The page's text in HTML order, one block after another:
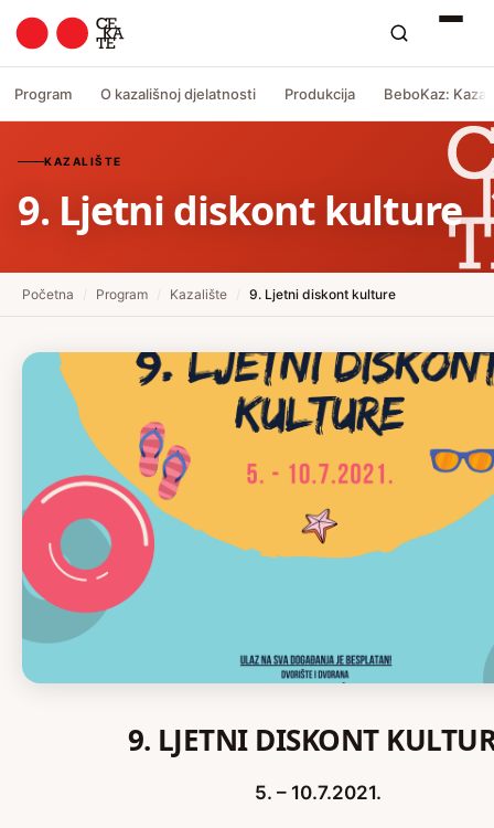
Program O kazališnoj djelatnosti Produkcija BeboKaz:
KAZALIŠTE
9. Ljetni diskont kulture
Početna Program Kazalište 9. Ljetni diskont kulture
9. LJETNI DISKONT
5. – 10.7.2021.